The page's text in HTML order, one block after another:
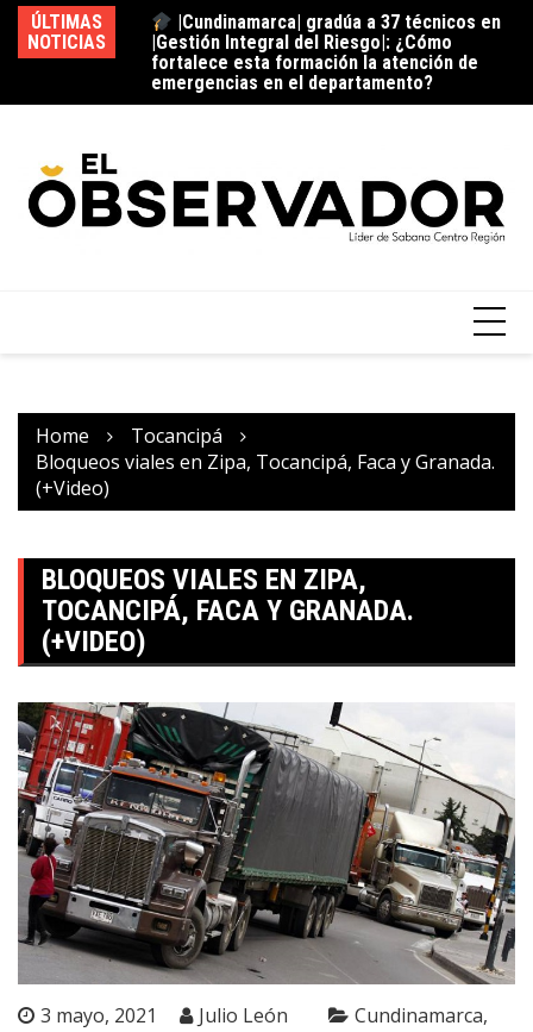
ÚLTIMAS
NOTICIAS
fortalece esta formación la atención de
emergencias en el departamento?
La estación del ‘pan’
Home
Tocancipá
Bloqueos viales en Zipa, Tocancipá, Faca y Granada.
(+Video)
BLOQUEOS VIALES EN ZIPA,
TOCANCIPÁ, FACA Y GRANADA.
(+VIDEO)
3 mayo, 2021 Julio León
Cundinamarca